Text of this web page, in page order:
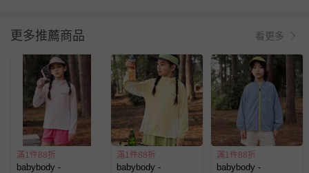
更多推薦商品 看更多
滿1件88折
babybody -
滿1件88折
babybody -
滿1件88折
babybody -